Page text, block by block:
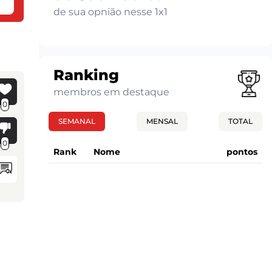
0
0
de sua opnião nesse 1x1
Ranking
membros em destaque
SEMANAL MENSAL TOTAL
Rank Nome pontos